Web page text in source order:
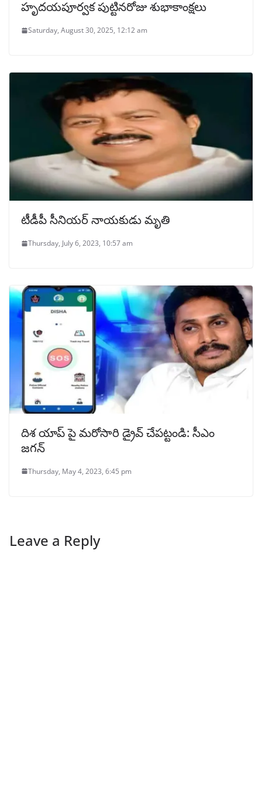
హృదయపూర్వక పుట్టినరోజు శుభాకాంక్షలు
Saturday, August 30, 2025, 12:12 am
టీడీపీ సీనియర్ నాయకుడు మృతి
Thursday, July 6, 2023, 10:57 am
దిశ యాప్‌ పై మరోసారి డ్రైవ్‌ చేపట్టండి: సీఎం
జగన్
Thursday, May 4, 2023, 6:45 pm
Leave a Reply